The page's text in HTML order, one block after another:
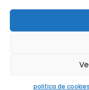
politica de cookies
Copyright © Todos